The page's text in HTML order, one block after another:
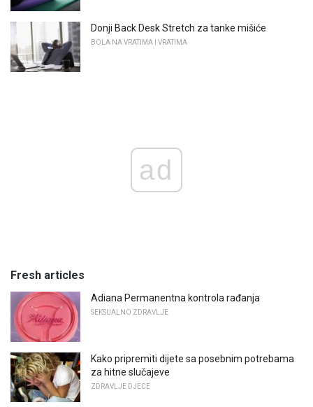
Donji Back Desk Stretch za tanke mišiće
BOLA NA VRATIMA I VRATIMA
ad
Fresh articles
Adiana Permanentna kontrola rađanja
SEKSUALNO ZDRAVLJE
Kako pripremiti dijete sa posebnim potrebama
za hitne slučajeve
ZDRAVLJE DJECE